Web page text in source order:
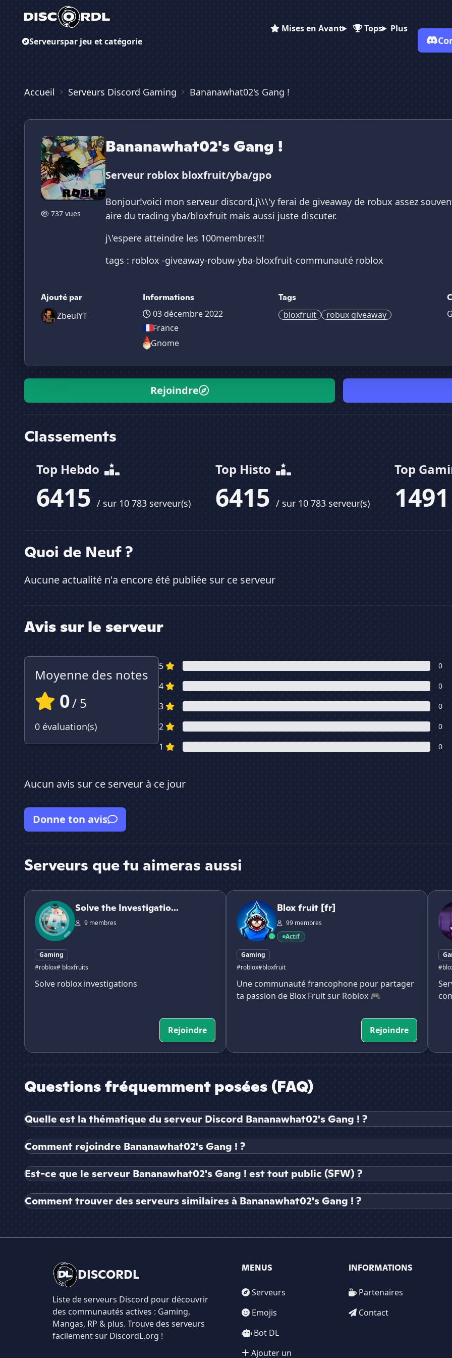
Serveurspar jeu et catégorie
Mises en Avant Tops Plus
Accueil Serveurs Discord Gaming Bananawhat02's Gang !
737 vues
Bananawhat02's Gang !
Serveur roblox bloxfruit/yba/gpo
Bonjour!voici mon serveur discord,j\\\'y ferai de giveaway de robux assez
aire du trading yba/bloxfruit mais aussi juste discuter.
j\'espere atteindre les 100membres!!!
tags : roblox -giveaway-robuw-yba-bloxfruit-communauté roblox
Ajouté par
ZbeulYT
Informations
03 décembre 2022
France
Gnome
Tags
bloxfruit robux giveaway
Rejoindre
Vote pour
Classements
Top Hebdo
6415 / sur 10 783 serveur(s)
Top Histo
6415 / sur 10 783 serveur(s)
Top
1491
Quoi de Neuf ?
Aucune actualité n'a encore été publiée sur ce serveur
Avis sur le serveur
Moyenne des notes
0/ 5
0 évaluation(s)
5 0
4 0
3 0
2 0
1 0
Aucun avis sur ce serveur à ce jour
Donne ton avis
Serveurs que tu aimeras aussi
Solve the Investigation (Roblox)
Solve the Investigatio...
9 membres
Gaming
#roblox# bloxfruits
Solve roblox investigations
Rejoindre
Blox fruit [fr]
Blox fruit [fr]
99 membres
Actif
Gaming
#roblox#bloxfruit
Une communauté francophone pour partager
ta passion de Blox Fruit sur Roblox 🎮
Rejoindre
Type
Questions fréquemment posées (FAQ)
Quelle est la thématique du serveur Discord Bananawhat02's Gang ! ?
Comment rejoindre Bananawhat02's Gang ! ?
Est-ce que le serveur Bananawhat02's Gang ! est tout public (SFW) ?
Comment trouver des serveurs similaires à Bananawhat02's Gang ! ?
DISCORDL
Liste de serveurs Discord pour découvrir
des communautés actives : Gaming,
Mangas, RP & plus. Trouve des serveurs
facilement sur DiscordL.org !
MENUS
Serveurs
Emojis
Bot DL
Ajouter un
INFORMATIONS
Partenaires
Contact